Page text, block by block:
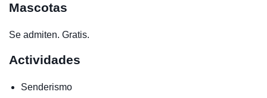
Mascotas
Se admiten. Gratis.
Actividades
Senderismo